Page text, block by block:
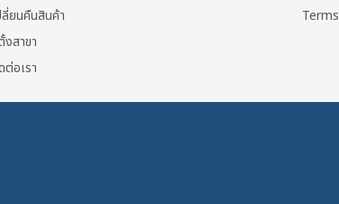
ลี่ยนคืนสินค้า
งสาขา
ต่อเรา